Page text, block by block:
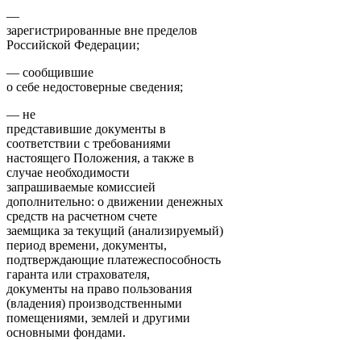
—
зарегистрированные вне пределов
Российской Федерации;
— сообщившие
о себе недостоверные сведения;
— не
представившие документы в
соответствии с требованиями
настоящего Положения, а также в
случае необходимости
запрашиваемые комиссией
дополнительно: о движении денежных
средств на расчетном счете
заемщика за текущий (анализируемый)
период времени, документы,
подтверждающие платежеспособность
гаранта или страхователя,
документы на право пользования
(владения) производственными
помещениями, землей и другими
основными фондами.